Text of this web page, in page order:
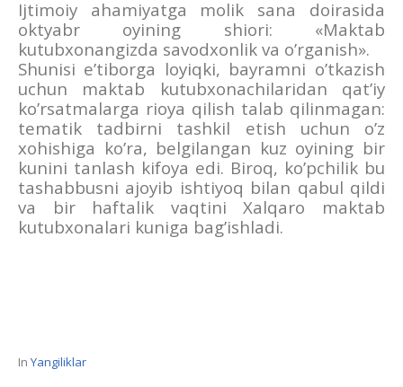
Ijtimoiy ahamiyatga molik sana doirasida
oktyabr oyining shiori: «Maktab
kutubxonangizda savodxonlik va o’rganish».
Shunisi e’tiborga loyiqki, bayramni o’tkazish
uchun maktab kutubxonachilaridan qat’iy
ko’rsatmalarga rioya qilish talab qilinmagan:
tematik tadbirni tashkil etish uchun o’z
xohishiga ko’ra, belgilangan kuz oyining bir
kunini tanlash kifoya edi. Biroq, ko’pchilik bu
tashabbusni ajoyib ishtiyoq bilan qabul qildi
va bir haftalik vaqtini Xalqaro maktab
kutubxonalari kuniga bag’ishladi.
In Yangiliklar